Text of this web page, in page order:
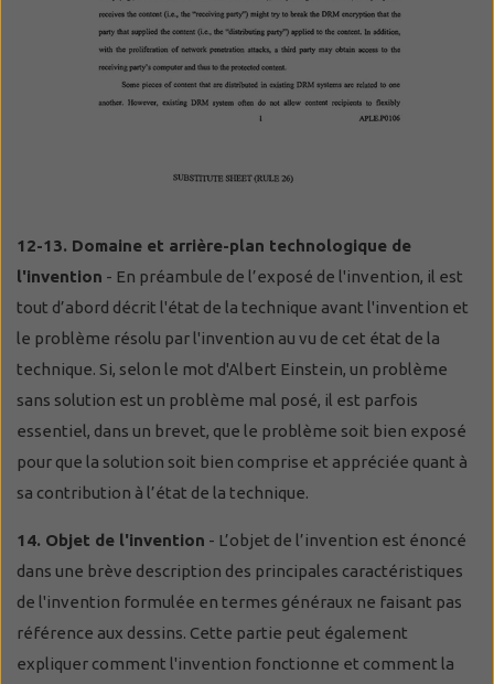
12-13. Domaine et arrière-plan technologique de
l'invention - En préambule de l’exposé de l'invention, il est
tout d’abord décrit l'état de la technique avant l'invention et
le problème résolu par l'invention au vu de cet état de la
technique. Si, selon le mot d'Albert Einstein, un problème
sans solution est un problème mal posé, il est parfois
essentiel, dans un brevet, que le problème soit bien exposé
pour que la solution soit bien comprise et appréciée quant à
sa contribution à l’état de la technique.
14. Objet de l'invention - L’objet de l’invention est énoncé
dans une brève description des principales caractéristiques
de l'invention formulée en termes généraux ne faisant pas
référence aux dessins. Cette partie peut également
expliquer comment l'invention fonctionne et comment la